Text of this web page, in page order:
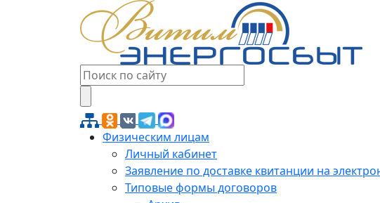
Физическим лицам
Личный кабинет
Заявление по доставке квитанции на
Типовые формы договоров